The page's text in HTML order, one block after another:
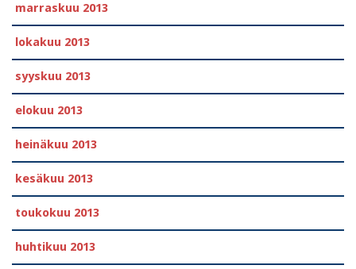
marraskuu 2013
lokakuu 2013
syyskuu 2013
elokuu 2013
heinäkuu 2013
kesäkuu 2013
toukokuu 2013
huhtikuu 2013